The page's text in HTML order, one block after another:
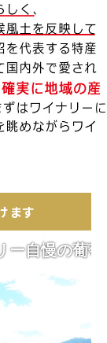
ます